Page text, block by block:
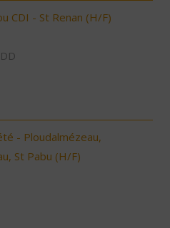
CDI - St Renan (H/F)
- Ploudalmézeau,
St Pabu (H/F)